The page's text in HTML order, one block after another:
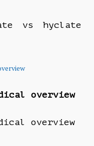
vs hyclate
overview
overview